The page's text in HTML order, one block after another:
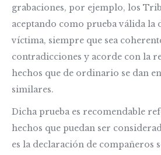
grabaciones, por ejemplo, los
aceptando como prueba válida la
víctima, siempre que sea
contradicciones y acorde con la
hechos que de ordinario se dan
similares.
Dicha prueba es recomendable
hechos que puedan ser
es la declaración de compañeros